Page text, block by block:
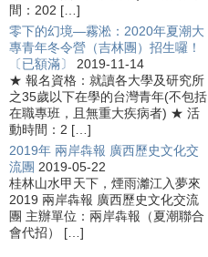
間：202 […]
零下的幻境—霧淞：2020年夏潮大
專青年冬令營（吉林團）招生囉！
〔已額滿〕
2019-11-14
★ 報名資格：就讀各大學及研究所
之35歲以下在學的台灣青年(不包括
在職專班，且無重大疾病者) ★ 活
動時間：2 […]
2019年 兩岸犇報 廣西歷史文化交
流團 2019-05-22
桂林山水甲天下，煙雨灕江入夢來
2019 兩岸犇報 廣西歷史文化交流
團 主辦單位：兩岸犇報（夏潮聯合
會代招） […]